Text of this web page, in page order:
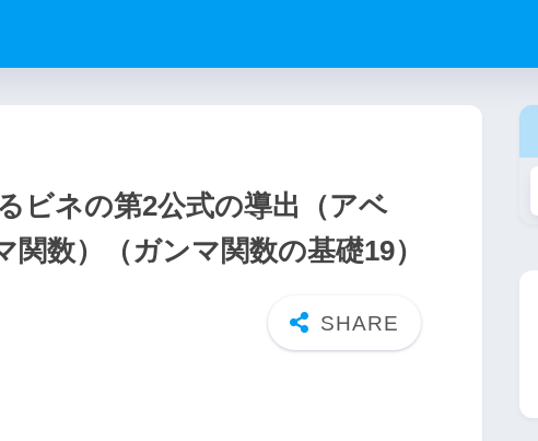
ビネの第2公式の導出（アベ
数）（ガンマ関数の基礎19）